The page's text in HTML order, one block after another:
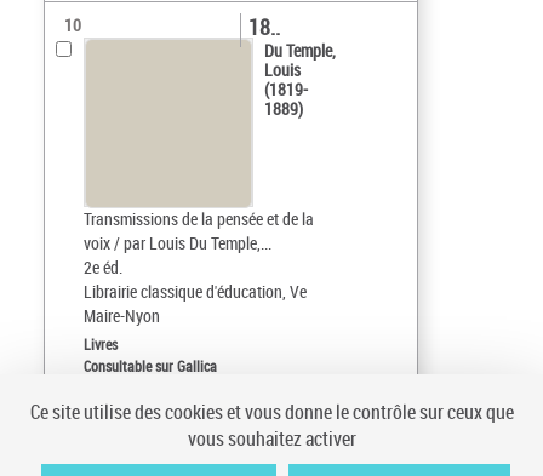
10
Du Temple,
Louis
(1819-
1889)
Transmissions de la pensée et de la
voix / par Louis Du Temple,...
2e éd.
Librairie classique d'éducation, Ve
Maire-Nyon
18..
Livres
Consultable sur Gallica
Date (croissant)
sur 393
10
Ce site utilise des cookies et vous donne le contrôle sur ceux que
vous souhaitez activer